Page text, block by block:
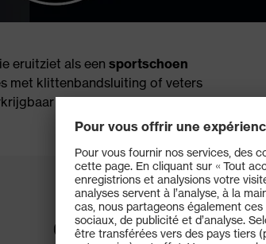
eruitziet als een sportschoen
met klittenbandsluiting of veters
in vier breedtes
Ontdek onze